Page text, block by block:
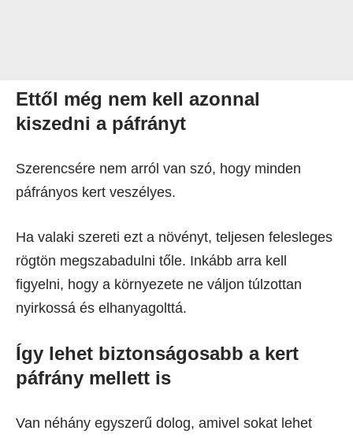
Ettől még nem kell azonnal
kiszedni a páfrányt
Szerencsére nem arról van szó, hogy minden
páfrányos kert veszélyes.
Ha valaki szereti ezt a növényt, teljesen felesleges
rögtön megszabadulni tőle. Inkább arra kell
figyelni, hogy a környezete ne váljon túlzottan
nyirkossá és elhanyagolttá.
Így lehet biztonságosabb a kert
páfrány mellett is
Van néhány egyszerű dolog, amivel sokat lehet